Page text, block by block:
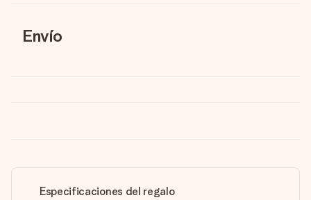
Envío
Especificaciones del regalo